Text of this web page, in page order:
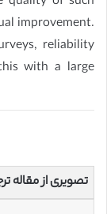
improvement.
reliability
with a large
تصویری از مقاله